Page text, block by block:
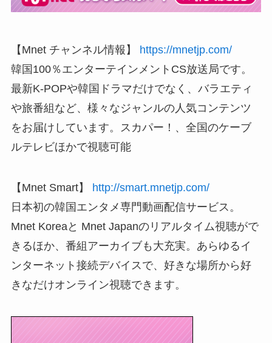
【Mnet チャンネル情報】
https://mnetjp.com/
韓国100％エンターテインメントCS放送局です。
最新K-POPや韓国ドラマだけでなく、バラエティ
や旅番組など、様々なジャンルの人気コンテンツ
をお届けしています。スカパー！、全国のケーブ
ルテレビほかで視聴可能
【Mnet Smart】
http://smart.mnetjp.com/
日本初の韓国エンタメ専門動画配信サービス。
Mnet Koreaと Mnet Japanのリアルタイム視聴がで
きるほか、番組アーカイブも大充実。あらゆるイ
ンターネット接続デバイスで、好きな場所から好
きなだけオンライン視聴できます。